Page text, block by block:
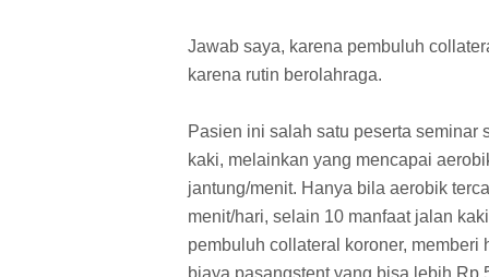
Jawab saya, karena pembuluh
karena rutin berolahraga.
Pasien ini salah satu peserta
kaki, melainkan yang mencapai
jantung/menit. Hanya bila aerobik
menit/hari, selain 10 manfaat jalan
pembuluh collateral koroner,
biaya pasangstent yang bisa lebih Rp